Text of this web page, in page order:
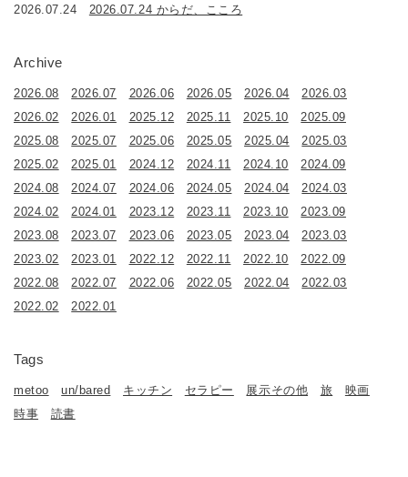
2026.07.24
2026.07.24 からだ、こころ
Archive
2026.08 2026.07 2026.06 2026.05 2026.04
2026.03
2026.02
2026.01 2025.12 2025.11 2025.10
2025.09
2025.08
2025.07 2025.06 2025.05 2025.04
2025.03
2025.02
2025.01 2024.12 2024.11 2024.10
2024.09
2024.08
2024.07 2024.06 2024.05 2024.04
2024.03
2024.02
2024.01 2023.12 2023.11 2023.10
2023.09
2023.08
2023.07 2023.06 2023.05 2023.04
2023.03
2023.02
2023.01 2022.12 2022.11 2022.10
2022.09
2022.08
2022.07 2022.06 2022.05 2022.04
2022.03
2022.02
2022.01
Tags
metoo un/bared キッチン セラピー 展示その他 旅
映画
時事
読書